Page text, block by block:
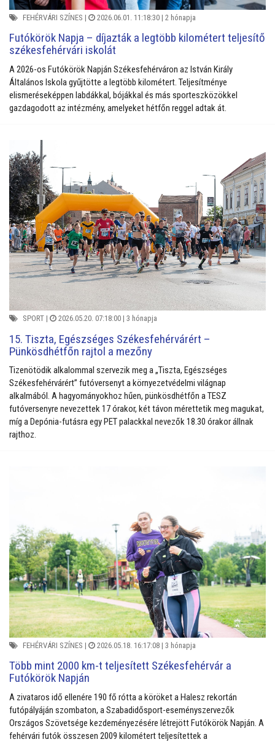
FEHÉRVÁRI SZÍNES | 2026.06.01. 11:18:30 | 2 hónapja
Futókörök Napja – díjazták a legtöbb kilométert teljesítő
székesfehérvári iskolát
A 2026-os Futókörök Napján Székesfehérváron az István Király
Általános Iskola gyűjtötte a legtöbb kilométert. Teljesítménye
elismeréseképpen labdákkal, bójákkal és más sporteszközökkel
gazdagodott az intézmény, amelyeket hétfőn reggel adtak át.
SPORT | 2026.05.20. 07:18:00 | 3 hónapja
15. Tiszta, Egészséges Székesfehérvárért –
Pünkösdhétfőn rajtol a mezőny
Tizenötödik alkalommal szervezik meg a „Tiszta, Egészséges
Székesfehérvárért” futóversenyt a környezetvédelmi világnap
alkalmából. A hagyományokhoz hűen, pünkösdhétfőn a TESZ
futóversenyre nevezettek 17 órakor, két távon mérettetik meg magukat,
míg a Depónia-futásra egy PET palackkal nevezők 18.30 órakor állnak
rajthoz.
FEHÉRVÁRI SZÍNES | 2026.05.18. 16:17:08 | 3 hónapja
Több mint 2000 km-t teljesített Székesfehérvár a
Futókörök Napján
A zivataros idő ellenére 190 fő rótta a köröket a Halesz rekortán
futópályáján szombaton, a Szabadidősport-eseményszervezők
Országos Szövetsége kezdeményezésére létrejött Futókörök Napján. A
fehérvári futók összesen 2009 kilométert teljesítettek a